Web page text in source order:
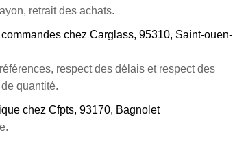
retrait des achats.
chez Carglass, 95310, Saint-ouen-
respect des délais et respect des
quantité.
chez Cfpts, 93170, Bagnolet